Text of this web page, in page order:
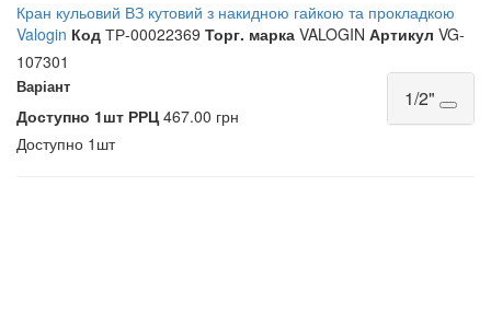
Кран кульовий ВЗ кутовий з накидною гайкою та прокладкою
Valogin Код ТР-00022369 Торг. марка VALOGIN Артикул VG-
107301
Варіант 1/2"
Доступно 1шт РРЦ467.00 грн
Доступно 1шт